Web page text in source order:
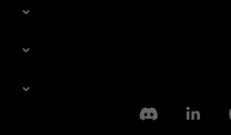
Linkedin
Discord